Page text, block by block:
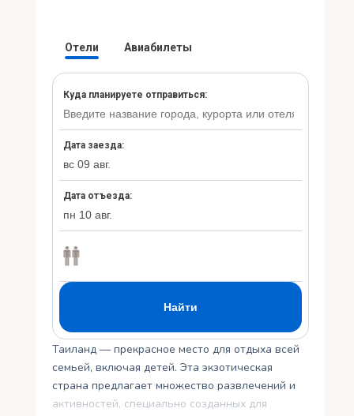
Укр
Таиланд — прекрасное место для отдыха всей
семьей, включая детей. Эта экзотическая
страна предлагает множество развлечений и
активностей, специально созданных для